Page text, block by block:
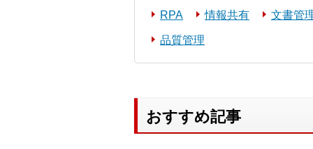
RPA 情報共有 文書管
品質管理
おすすめ記事